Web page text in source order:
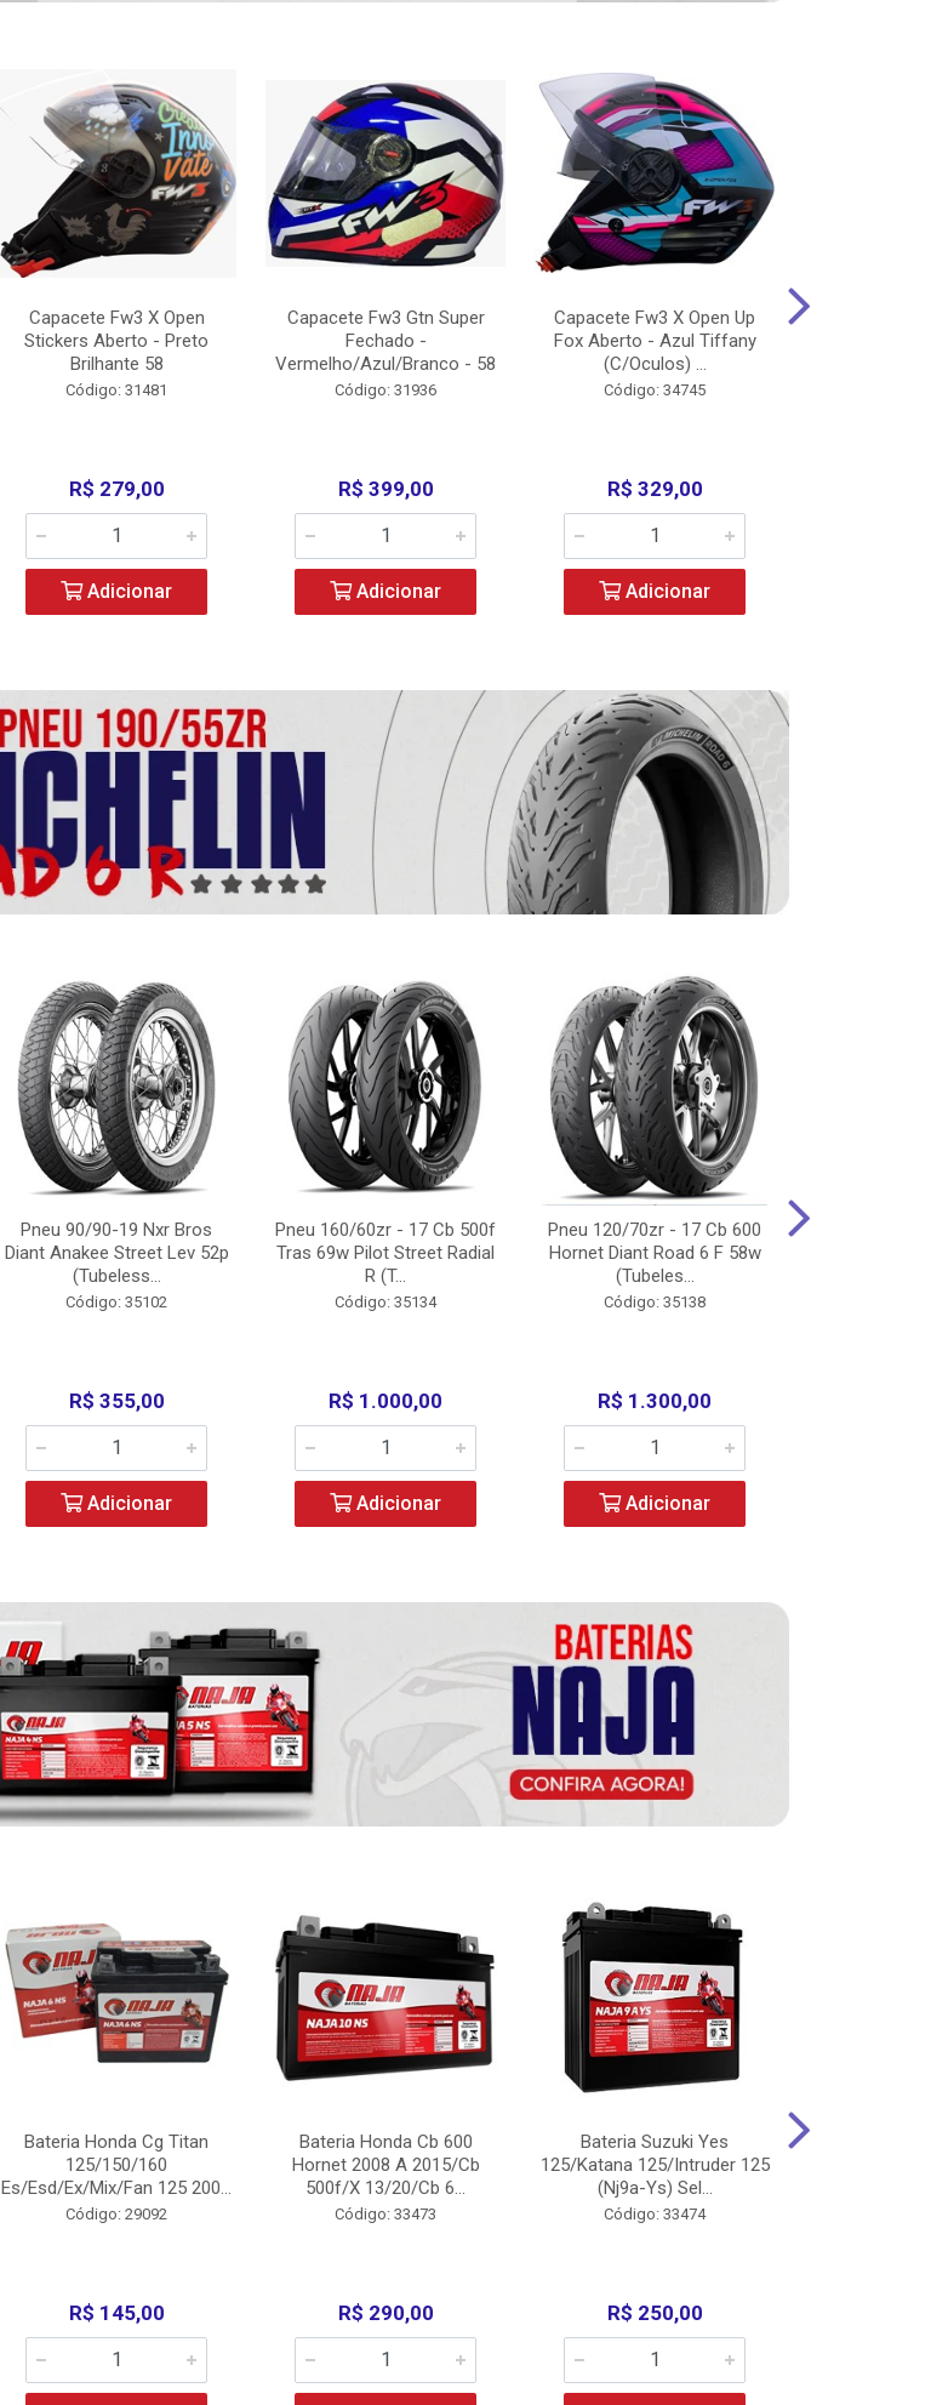
Capacete Fw3 X Open
Stickers Aberto - Preto
Brilhante 58
Código: 31481
R$ 279,00
Adicionar
Capacete Fw3 Gtn Super
Fechado -
Vermelho/Azul/Branco - 58
Código: 31936
R$ 399,00
Adicionar
Capacete Fw3 X Open Up
Fox Aberto - Azul Tiffany
(C/Oculos) ...
Código: 34745
R$ 329,00
Adicionar
Pneu 90/90-19 Nxr Bros
Diant Anakee Street Lev 52p
(Tubeless...
Código: 35102
R$ 355,00
Adicionar
Pneu 160/60zr - 17 Cb 500f
Tras 69w Pilot Street Radial
R (T...
Código: 35134
R$ 1.000,00
Adicionar
Pneu 120/70zr - 17 Cb 600
Hornet Diant Road 6 F 58w
(Tubeles...
Código: 35138
R$ 1.300,00
Adicionar
Bateria Honda Cg Titan
125/150/160
Es/Esd/Ex/Mix/Fan 125 200...
Código: 29092
R$ 145,00
Bateria Honda Cb 600
Hornet 2008 A 2015/Cb
500f/X 13/20/Cb 6...
Código: 33473
R$ 290,00
Bateria Suzuki Yes
125/Katana 125/Intruder 125
(Nj9a-Ys) Sel...
Código: 33474
R$ 250,00